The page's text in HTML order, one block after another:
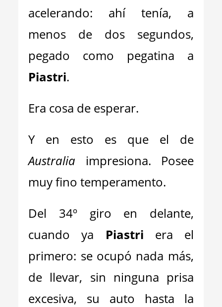
acelerando: ahí tenía, a
menos de dos segundos,
pegado como pegatina a
Piastri.
Era cosa de esperar.
Y en esto es que el de
Australia impresiona. Posee
muy fino temperamento.
Del 34º giro en delante,
cuando ya Piastri era el
primero: se ocupó nada más,
de llevar, sin ninguna prisa
excesiva, su auto hasta la